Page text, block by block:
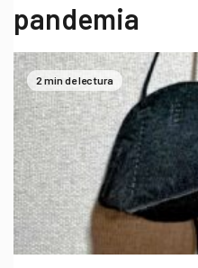
pandemia
2 min de lectura